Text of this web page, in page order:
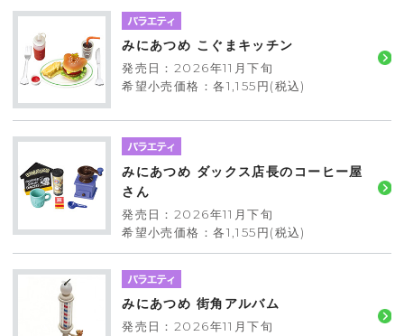
みにあつめ こぐまキッチン
発売日：2026年11月下旬
希望小売価格：各1,155円(税込)
みにあつめ ダックス店長のコーヒー屋
さん
発売日：2026年11月下旬
希望小売価格：各1,155円(税込)
みにあつめ 街角アルバム
発売日：2026年11月下旬